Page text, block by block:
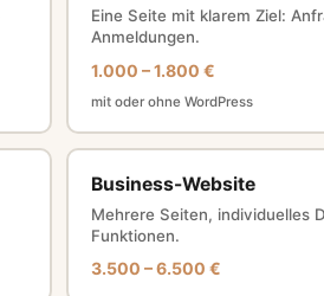
Eine Seite mit klarem Ziel:
Anmeldungen.
1.000 – 1.800 €
mit oder ohne WordPress
Business-Website
Mehrere Seiten, individuelles
Funktionen.
3.500 – 6.500 €